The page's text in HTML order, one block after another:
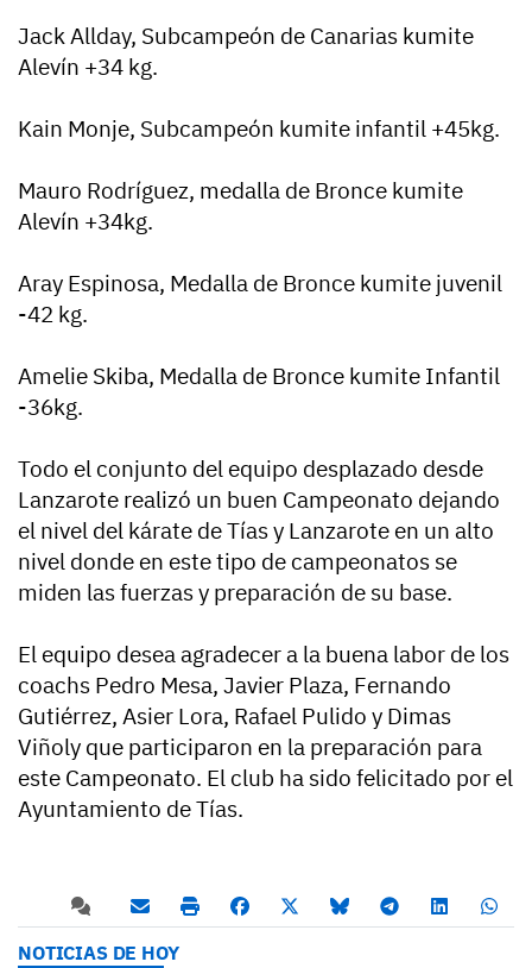
Jack Allday, Subcampeón de Canarias kumite
Alevín +34 kg.
Kain Monje, Subcampeón kumite infantil +45kg.
Mauro Rodríguez, medalla de Bronce kumite
Alevín +34kg.
Aray Espinosa, Medalla de Bronce kumite juvenil
-42 kg.
Amelie Skiba, Medalla de Bronce kumite Infantil
-36kg.
Todo el conjunto del equipo desplazado desde
Lanzarote realizó un buen Campeonato dejando
el nivel del kárate de Tías y Lanzarote en un alto
nivel donde en este tipo de campeonatos se
miden las fuerzas y preparación de su base.
El equipo desea agradecer a la buena labor de los
coachs Pedro Mesa, Javier Plaza, Fernando
Gutiérrez, Asier Lora, Rafael Pulido y Dimas
Viñoly que participaron en la preparación para
este Campeonato. El club ha sido felicitado por el
Ayuntamiento de Tías.
NOTICIAS DE HOY